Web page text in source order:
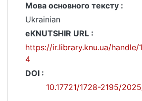
Мова основного тексту :
Ukrainian
eKNUTSHIR URL :
https://ir.library.knu.ua/handle/
4
DOI :
10.17721/1728-2195/